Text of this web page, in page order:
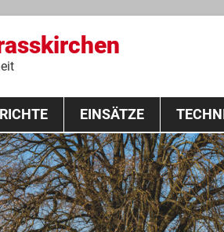
Zum
springen
EINSÄTZE
Fahrzeuge
Ausrüstung